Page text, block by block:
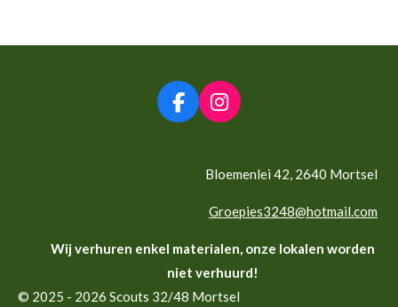
F
a
k
I
n
t
g
a
m
Bloemenlei 42, 2640 Mortsel
Groepies3248@hotmail.com
Wij verhuren enkel materialen, onze lokalen worden
niet verhuurd!
© 2025 - 2026 Scouts 32/48 Mortsel